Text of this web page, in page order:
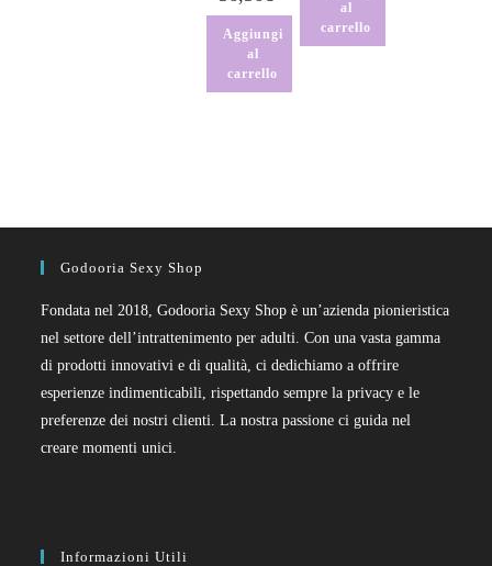
Aggiungi
al
carrello
al
carrello
Godooria Sexy Shop
Fondata nel 2018, Godooria Sexy Shop è un’azienda pionieristica
nel settore dell’intrattenimento per adulti. Con una vasta gamma
di prodotti innovativi e di qualità, ci dedichiamo a offrire
esperienze indimenticabili, rispettando sempre la privacy e le
preferenze dei nostri clienti. La nostra passione ci guida nel
creare momenti unici.
Informazioni Utili